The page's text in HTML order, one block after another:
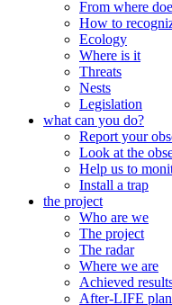
From where
How to
Ecology
Where is it
Threats
Nests
Legislation
what can you do?
Report your
Look at the
Help us to
Install a trap
the project
Who are we
The project
The radar
Where we are
Achieved
After-LIFE plan